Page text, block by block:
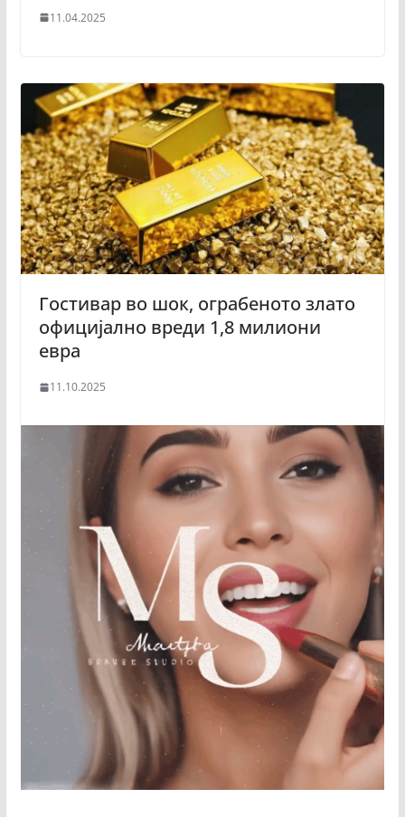
11.04.2025
Гостивар во шок, ограбеното злато
официјално вреди 1,8 милиони
евра
11.10.2025